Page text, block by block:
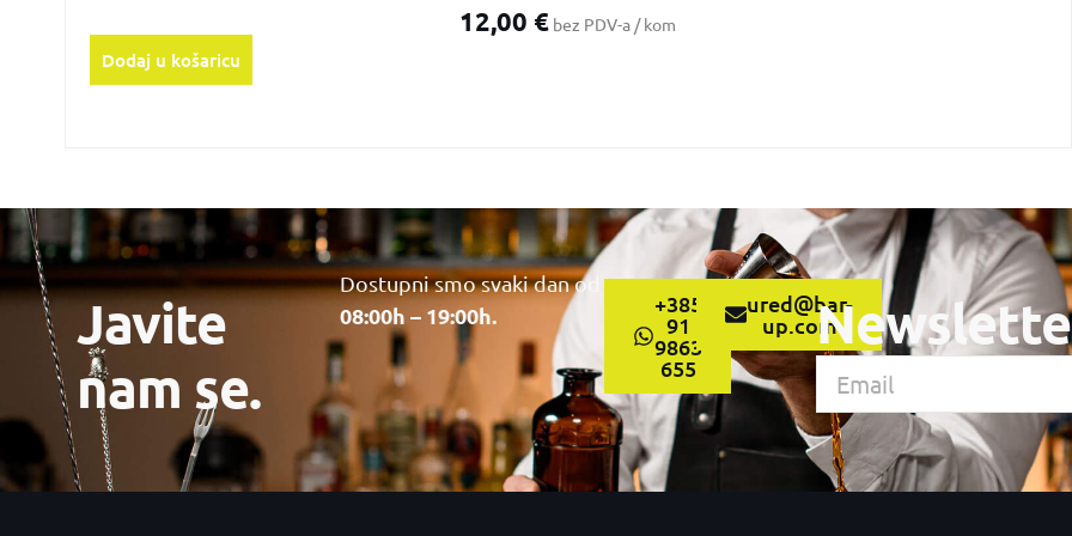
12,00 € bez PDV-a / kom
Dodaj u košaricu
Javite
nam se.
Dostupni smo svaki dan od
08:00h – 19:00h. +385
91
9863
655
ured@bar-
up.com